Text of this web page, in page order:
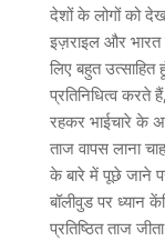
देशों के लोगों को
इज़राइल और
लिए बहुत
प्रतिनिधित्व
रहकर भाईचारे के
ताज वापस लाना
के बारे में पूछे जाने
बॉलीवुड पर ध्यान
प्रतिष्ठित ताज